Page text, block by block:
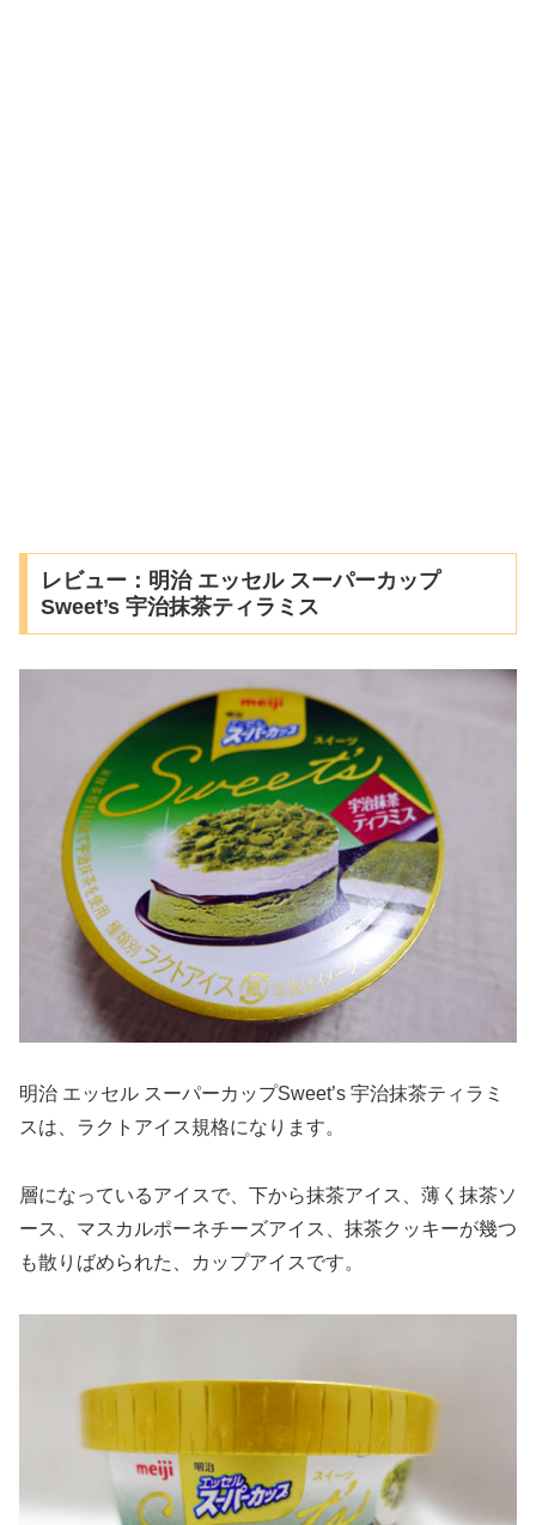
レビュー：明治 エッセル スーパーカップ
Sweet’s 宇治抹茶ティラミス
明治 エッセル スーパーカップSweet’s 宇治抹茶ティラミ
スは、ラクトアイス規格になります。
層になっているアイスで、下から抹茶アイス、薄く抹茶ソ
ース、マスカルポーネチーズアイス、抹茶クッキーが幾つ
も散りばめられた、カップアイスです。